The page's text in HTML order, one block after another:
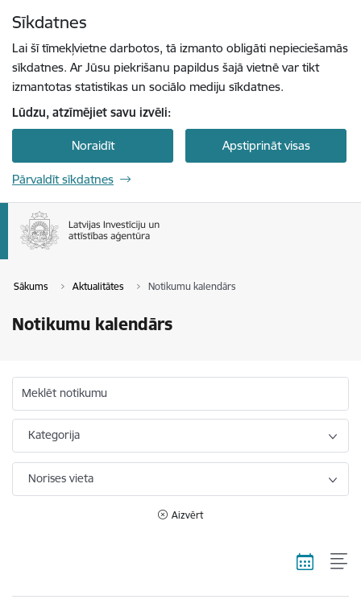
Sīkdatnes
Lai šī tīmekļvietne darbotos, tā izmanto obligāti nepieciešamās
sīkdatnes. Ar Jūsu piekrišanu papildus šajā vietnē var tikt
izmantotas statistikas un sociālo mediju sīkdatnes.
Lūdzu, atzīmējiet savu izvēli:
Noraidīt Apstiprināt visas
Pārvaldīt sīkdatnes
Sākums Aktualitātes Notikumu kalendārs
Notikumu kalendārs
Meklēt notikumu
Kategorija
Norises vieta
Aizvērt